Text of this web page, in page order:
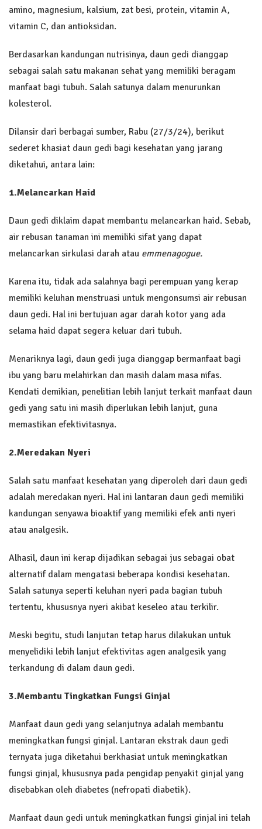
amino, magnesium, kalsium, zat besi, protein, vitamin A,
vitamin C, dan antioksidan.
Berdasarkan kandungan nutrisinya, daun gedi dianggap
sebagai salah satu makanan sehat yang memiliki beragam
manfaat bagi tubuh. Salah satunya dalam menurunkan
kolesterol.
Dilansir dari berbagai sumber, Rabu (27/3/24), berikut
sederet khasiat daun gedi bagi kesehatan yang jarang
diketahui, antara lain:
1.Melancarkan Haid
Daun gedi diklaim dapat membantu melancarkan haid. Sebab,
air rebusan tanaman ini memiliki sifat yang dapat
melancarkan sirkulasi darah atau emmenagogue.
Karena itu, tidak ada salahnya bagi perempuan yang kerap
memiliki keluhan menstruasi untuk mengonsumsi air rebusan
daun gedi. Hal ini bertujuan agar darah kotor yang ada
selama haid dapat segera keluar dari tubuh.
Menariknya lagi, daun gedi juga dianggap bermanfaat bagi
ibu yang baru melahirkan dan masih dalam masa nifas.
Kendati demikian, penelitian lebih lanjut terkait manfaat daun
gedi yang satu ini masih diperlukan lebih lanjut, guna
memastikan efektivitasnya.
2.Meredakan Nyeri
Salah satu manfaat kesehatan yang diperoleh dari daun gedi
adalah meredakan nyeri. Hal ini lantaran daun gedi memiliki
kandungan senyawa bioaktif yang memiliki efek anti nyeri
atau analgesik.
Alhasil, daun ini kerap dijadikan sebagai jus sebagai obat
alternatif dalam mengatasi beberapa kondisi kesehatan.
Salah satunya seperti keluhan nyeri pada bagian tubuh
tertentu, khususnya nyeri akibat keseleo atau terkilir.
Meski begitu, studi lanjutan tetap harus dilakukan untuk
menyelidiki lebih lanjut efektivitas agen analgesik yang
terkandung di dalam daun gedi.
3.Membantu Tingkatkan Fungsi Ginjal
Manfaat daun gedi yang selanjutnya adalah membantu
meningkatkan fungsi ginjal. Lantaran ekstrak daun gedi
ternyata juga diketahui berkhasiat untuk meningkatkan
fungsi ginjal, khususnya pada pengidap penyakit ginjal yang
disebabkan oleh diabetes (nefropati diabetik).
Manfaat daun gedi untuk meningkatkan fungsi ginjal ini telah